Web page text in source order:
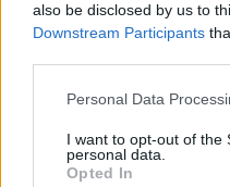
also be disclosed by us to
Downstream Participants
Personal Data
I want to opt-out of the
personal data.
Opted In
Noites do Jardim 2026